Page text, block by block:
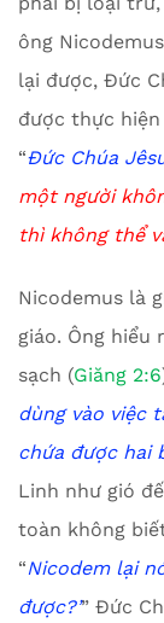
ông
lại được, Đức
được thực
“Đức Chúa
một người
thì không thể
Nicodemus là
giáo. Ông hiểu
sạch (Giăng 2:6
dùng vào việc
chứa được hai
Linh như gió
toàn không
“Nicodem lại
được?’” Đức